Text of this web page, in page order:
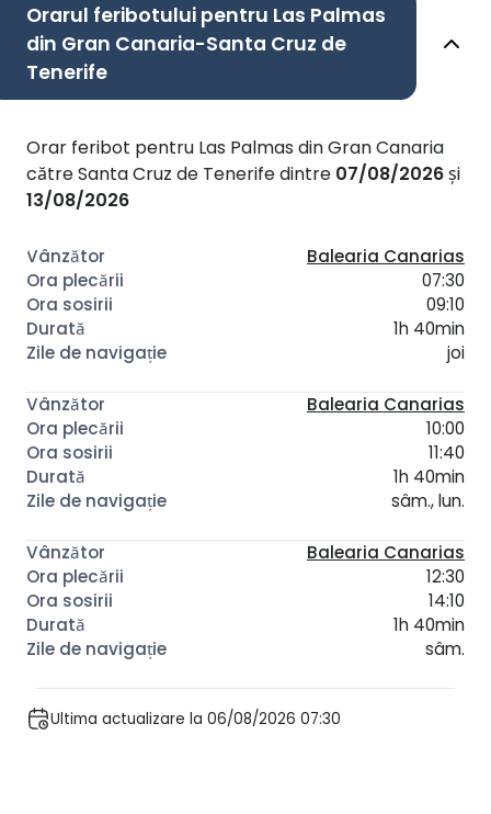
Orarul feribotului pentru Las Palmas
din Gran Canaria-Santa Cruz de
Tenerife
Orar feribot pentru Las Palmas din Gran Canaria
către Santa Cruz de Tenerife dintre 07/08/2026și
13/08/2026
Balearia Canarias
07:30
09:10
1h 40min
joi
Balearia Canarias
10:00
11:40
1h 40min
sâm., lun.
Balearia Canarias
12:30
14:10
1h 40min
sâm.
Ultima actualizare la 06/08/2026 07:30